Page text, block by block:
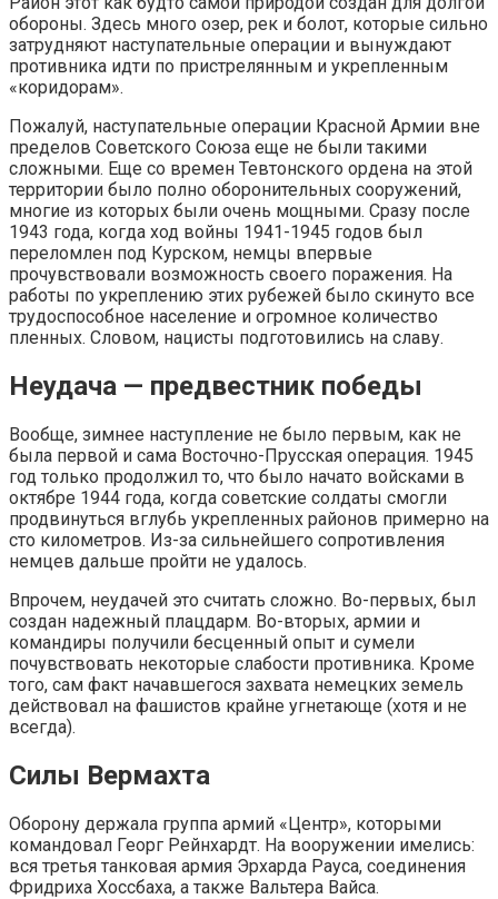
обороны. Здесь много озер, рек и болот, которые сильно
затрудняют наступательные операции и вынуждают
противника идти по пристрелянным и укрепленным
«коридорам».
Пожалуй, наступательные операции Красной Армии вне
пределов Советского Союза еще не были такими
сложными. Еще со времен Тевтонского ордена на этой
территории было полно оборонительных сооружений,
многие из которых были очень мощными. Сразу после
1943 года, когда ход войны 1941-1945 годов был
переломлен под Курском, немцы впервые
прочувствовали возможность своего поражения. На
работы по укреплению этих рубежей было скинуто все
трудоспособное население и огромное количество
пленных. Словом, нацисты подготовились на славу.
Неудача — предвестник победы
Вообще, зимнее наступление не было первым, как не
была первой и сама Восточно-Прусская операция. 1945
год только продолжил то, что было начато войсками в
октябре 1944 года, когда советские солдаты смогли
продвинуться вглубь укрепленных районов примерно на
сто километров. Из-за сильнейшего сопротивления
немцев дальше пройти не удалось.
Впрочем, неудачей это считать сложно. Во-первых, был
создан надежный плацдарм. Во-вторых, армии и
командиры получили бесценный опыт и сумели
почувствовать некоторые слабости противника. Кроме
того, сам факт начавшегося захвата немецких земель
действовал на фашистов крайне угнетающе (хотя и не
всегда).
Силы Вермахта
Оборону держала группа армий «Центр», которыми
командовал Георг Рейнхардт. На вооружении имелись:
вся третья танковая армия Эрхарда Рауса, соединения
Фридриха Хоссбаха, а также Вальтера Вайса.